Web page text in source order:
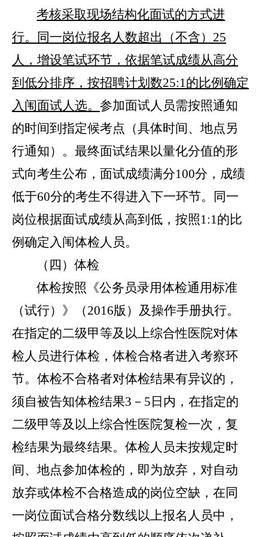
考核采取现场结构化面试的方式进
行。同一岗位报名人数超出（不含） 25
人，增设笔试环节，依据笔试成绩从高分
到低分排序，按招聘计划数25:1 的比例确定
入闱面试人选。 参加面试人员需按照通知
的时间到指定候考点（具体时间、地点另
行通知） 。 最终面试结果以量化分值的形
式向考生公布， 面试成绩满分100分，成绩
低于60分的考生不得进入下一环节。
同一
岗位根据面试成绩从高到低，按照1:1 的比
例确定入闱体检人员。
（四）体检
体检按照《公务员录用体检通用标准
（试行）》（2016版）及操作手册执行。
在指定的二级甲等及以上综合性医院对体
检人员进行体检 ，体检合格者进入考察环
节。体检不合格者对体检结果有异议的，
须自被告知体检结果3 － 5 日内， 在指定的
二级甲等及以上综合性医院复检一次，复
检结果为最终结果。体检人员未按规定时
间、地点参加体检的，即为放弃，对自动
放弃或体检不合格造成的岗位空缺， 在同
一岗位面试合格分数线以上报名人员中，